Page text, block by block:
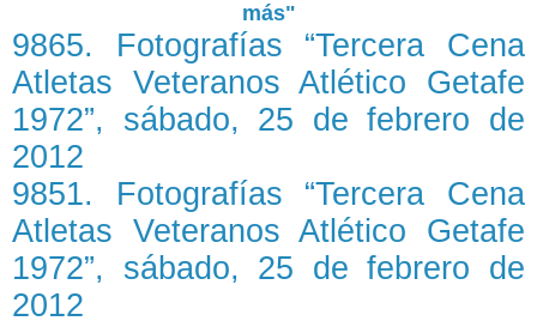
más"
9865. Fotografías “Tercera Cena
Atletas Veteranos Atlético Getafe
1972”, sábado, 25 de febrero de
2012
9851. Fotografías “Tercera Cena
Atletas Veteranos Atlético Getafe
1972”, sábado, 25 de febrero de
2012